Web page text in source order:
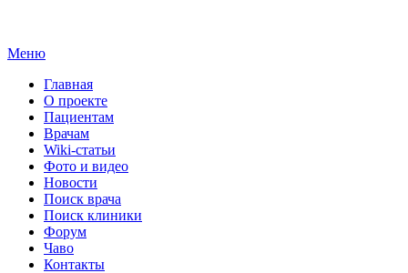
Меню
Главная
О проекте
Пациентам
Врачам
Wiki-статьи
Фото и видео
Новости
Поиск врача
Поиск клиники
Форум
Чаво
Контакты